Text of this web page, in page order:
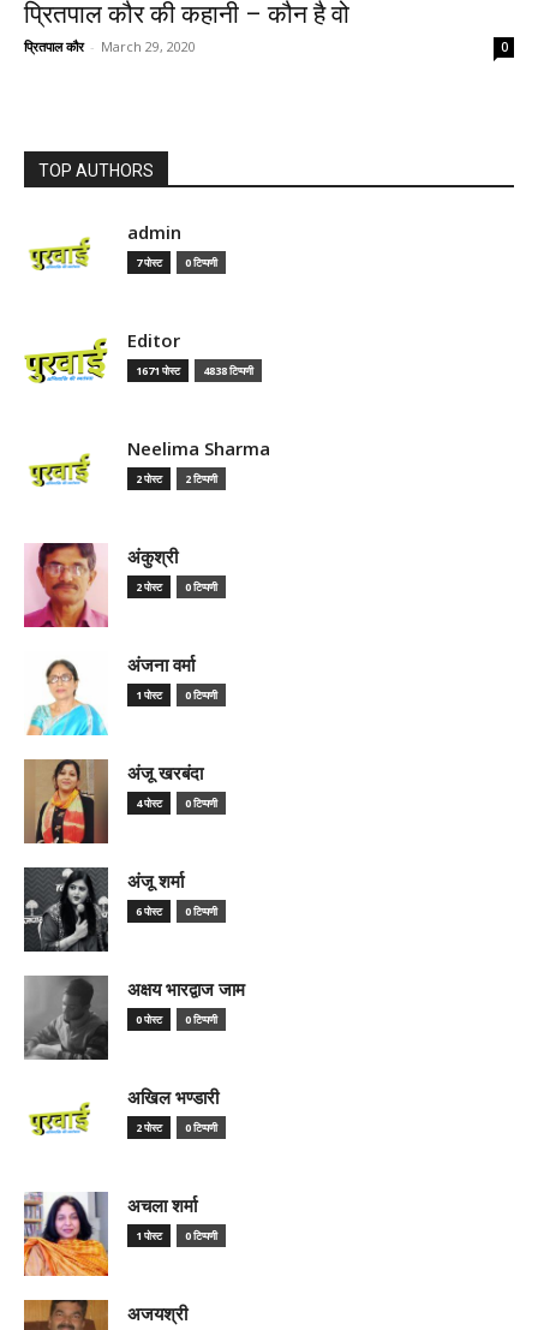
प्रितपाल कौर की कहानी – कौन है वो
प्रितपाल कौर - March 29, 2020 0
TOP AUTHORS
admin
7 पोस्ट 0 टिप्पणी
Editor
1671 पोस्ट 4838 टिप्पणी
Neelima Sharma
2 पोस्ट 2 टिप्पणी
अंकुश्री
2 पोस्ट 0 टिप्पणी
अंजना वर्मा
1 पोस्ट 0 टिप्पणी
अंजू खरबंदा
4 पोस्ट 0 टिप्पणी
अंजू शर्मा
6 पोस्ट 0 टिप्पणी
अक्षय भारद्वाज जाम
0 पोस्ट 0 टिप्पणी
अखिल भण्डारी
2 पोस्ट 0 टिप्पणी
अचला शर्मा
1 पोस्ट 0 टिप्पणी
अजयश्री